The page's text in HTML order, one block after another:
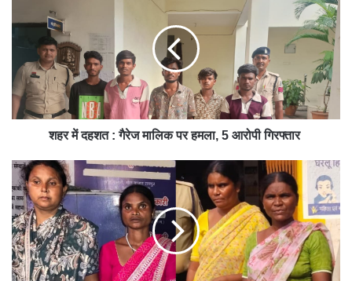
शहर में दहशत : गैरेज मालिक पर हमला, 5 आरोपी गिरफ्तार